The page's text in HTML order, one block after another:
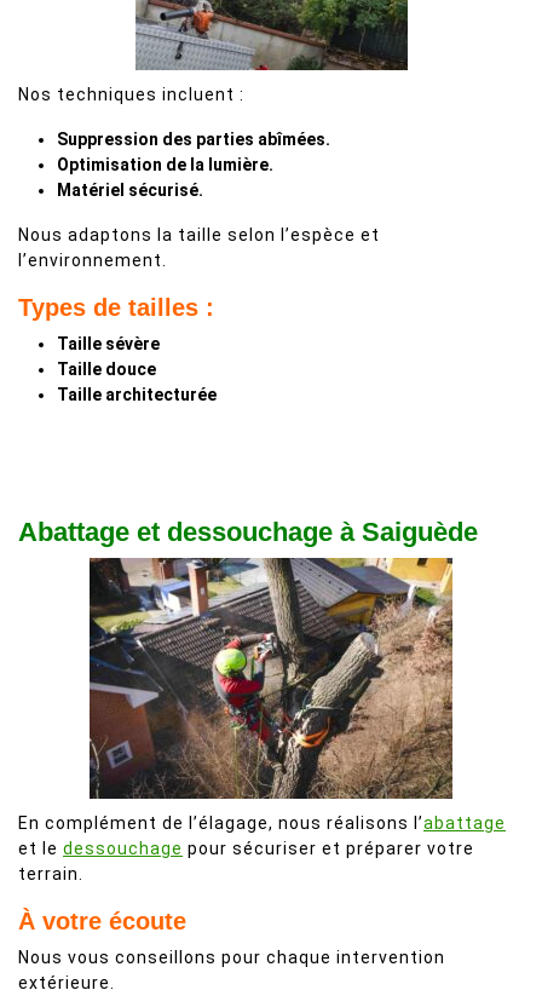
Nos techniques incluent :
Suppression des parties abîmées.
Optimisation de la lumière.
Matériel sécurisé.
Nous adaptons la taille selon l’espèce et
l’environnement.
Types de tailles :
Taille sévère
Taille douce
Taille architecturée
Abattage et dessouchage à Saiguède
En complément de l’élagage, nous réalisons l’abattage
et le dessouchage pour sécuriser et préparer votre
terrain.
À votre écoute
Nous vous conseillons pour chaque intervention
extérieure.